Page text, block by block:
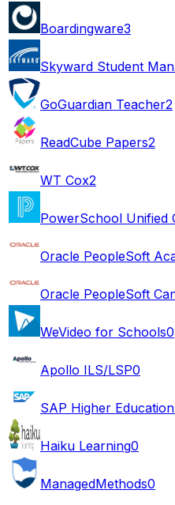
Boardingware3
Skyward Student
GoGuardian Teacher2
ReadCube Papers2
WT Cox2
PowerSchool Unified
Oracle PeopleSoft
Oracle PeopleSoft
WeVideo for Schools0
Apollo ILS/LSP0
SAP Higher
Haiku Learning0
ManagedMethods0